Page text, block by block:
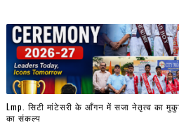
Lmp. सिटी मांटेसरी के आँगन में सजा नेतृत्व का
का संकल्प